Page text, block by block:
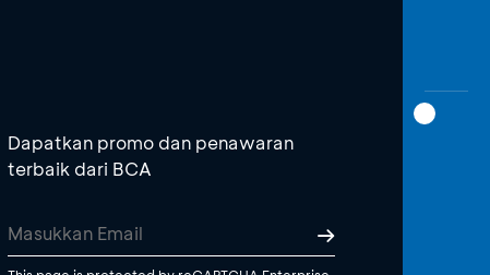
Dapatkan promo dan penawaran
terbaik dari BCA